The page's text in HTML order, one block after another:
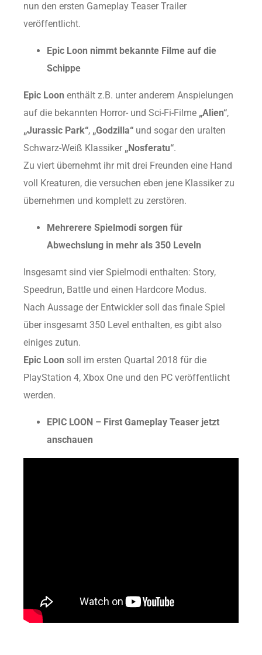
nun den ersten Gameplay Teaser Trailer
veröffentlicht.
Epic Loon nimmt bekannte Filme auf die
Schippe
Epic Loon enthält z.B. unter anderem Anspielungen
auf die bekannten Horror- und Sci-Fi-Filme „Alien“,
„Jurassic Park“, „Godzilla“ und sogar den uralten
Schwarz-Weiß Klassiker„Nosferatu“.
Zu viert übernehmt ihr mit drei Freunden eine Hand
voll Kreaturen, die versuchen eben jene Klassiker zu
übernehmen und komplett zu zerstören.
Mehrerere Spielmodi sorgen für
Abwechslung in mehr als 350 Leveln
Insgesamt sind vier Spielmodi enthalten: Story,
Speedrun, Battle und einen Hardcore Modus.
Nach Aussage der Entwickler soll das finale Spiel
über insgesamt 350 Level enthalten, es gibt also
einiges zutun.
Epic Loon soll im ersten Quartal 2018 für die
PlayStation 4, Xbox One und den PC veröffentlicht
werden.
EPIC LOON – First Gameplay Teaser jetzt
anschauen